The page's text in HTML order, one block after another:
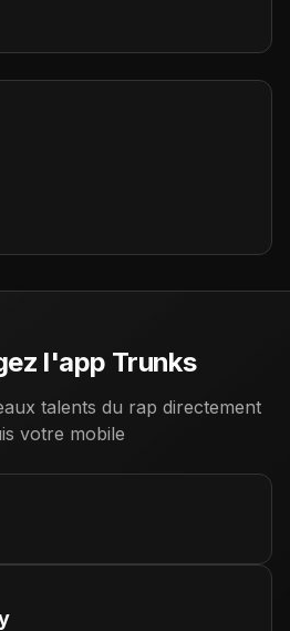
l'app Trunks
talents du rap directement
votre mobile